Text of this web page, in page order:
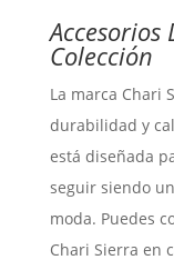
Colección
La marca Chari
durabilidad y
está diseñada
seguir siendo
moda. Puedes
Chari Sierra en